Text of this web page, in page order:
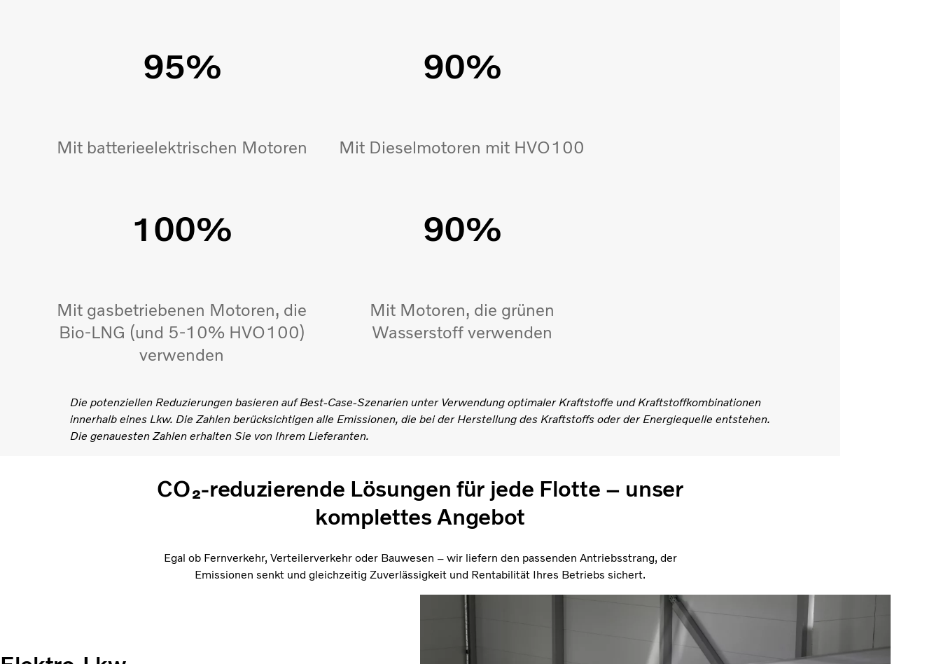
95%
Mit batterieelektrischen Motoren
90%
Mit Dieselmotoren mit HVO100
100%
Mit gasbetriebenen Motoren, die
Bio-LNG (und 5-10% HVO100)
verwenden
90%
Mit Motoren, die grünen
Wasserstoff verwenden
Die potenziellen Reduzierungen basieren auf Best-Case-Szenarien unter Verwendung optimaler Kraftstoffe und Kraftstoffkombinationen
innerhalb eines Lkw. Die Zahlen berücksichtigen alle Emissionen, die bei der Herstellung des Kraftstoffs oder der Energiequelle entstehen.
Die genauesten Zahlen erhalten Sie von Ihrem Lieferanten.
CO₂-reduzierende Lösungen für jede Flotte – unser
komplettes Angebot
Egal ob Fernverkehr, Verteilerverkehr oder Bauwesen – wir liefern den passenden Antriebsstrang, der
Emissionen senkt und gleichzeitig Zuverlässigkeit und Rentabilität Ihres Betriebs sichert.